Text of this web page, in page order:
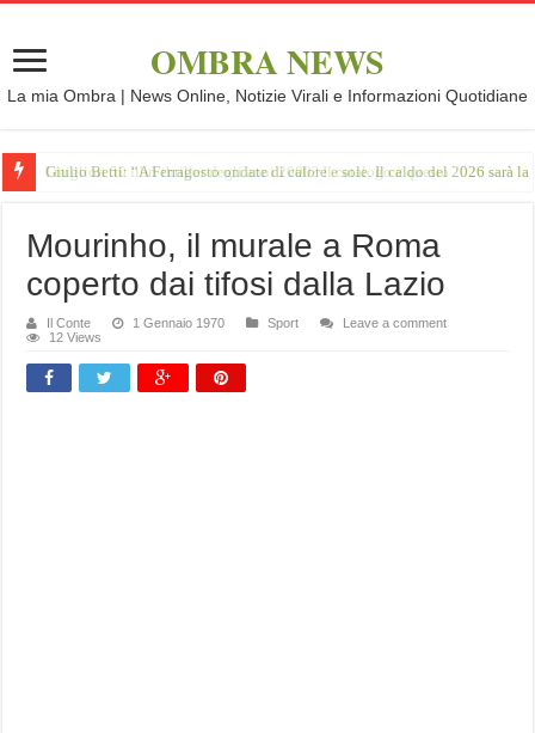
OMBRA NEWS
La mia Ombra | News Online, Notizie Virali e Informazioni Quotidiane
Giulio Betti: “A Ferragosto ondate di calore e sole. Il caldo del 2026 sarà
Mourinho, il murale a Roma
coperto dai tifosi dalla Lazio
Il Conte 1 Gennaio 1970 Sport
Leave a comment
12 Views